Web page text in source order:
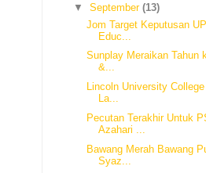
▼ September (13)
Jom Target Keputusan
Educ...
Sunplay Meraikan Tahun
&...
Lincoln University
La...
Pecutan Terakhir Untuk
Azahari ...
Bawang Merah Bawang
Syaz...